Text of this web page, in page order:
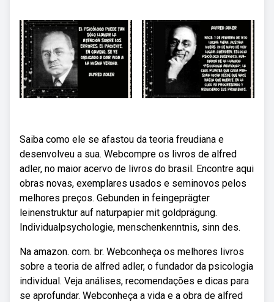
Saiba como ele se afastou da teoria freudiana e
desenvolveu a sua. Webcompre os livros de alfred
adler, no maior acervo de livros do brasil. Encontre aqui
obras novas, exemplares usados e seminovos pelos
melhores preços. Gebunden in feingeprägter
leinenstruktur auf naturpapier mit goldprägung.
Individualpsychologie, menschenkenntnis, sinn des.
Na amazon. com. br. Webconheça os melhores livros
sobre a teoria de alfred adler, o fundador da psicologia
individual. Veja análises, recomendações e dicas para
se aprofundar. Webconheça a vida e a obra de alfred